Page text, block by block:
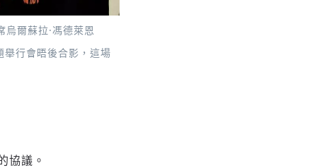
爾蘇拉·馮德萊恩
行會晤後合影，這場
協議。